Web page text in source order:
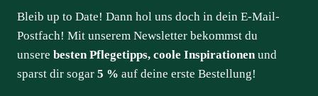
Bleib up to Date! Dann hol uns doch in dein E-Mail-
Postfach! Mit unserem Newsletter bekommst du
unsere besten Pflegetipps, coole Inspirationen und
sparst dir sogar 5 % auf deine erste Bestellung!